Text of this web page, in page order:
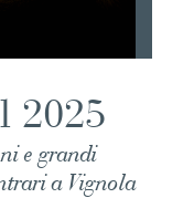
2025
e grandi
a Vignola